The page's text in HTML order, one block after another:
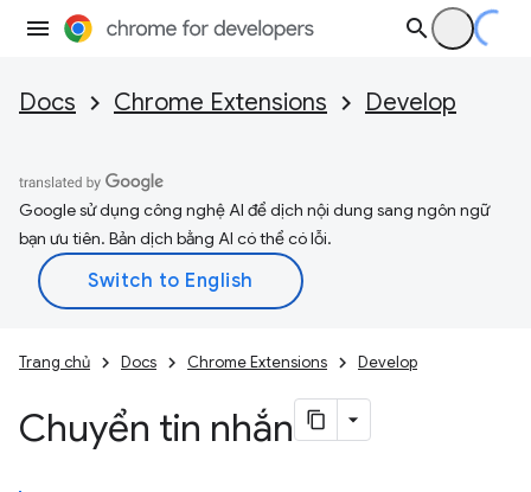
Docs Chrome Extensions Develop
Google sử dụng công nghệ AI để dịch nội dung sang ngôn ngữ
bạn ưu tiên. Bản dịch bằng AI có thể có lỗi.
Trang chủ Docs Chrome Extensions Develop
Chuyển tin nhắn